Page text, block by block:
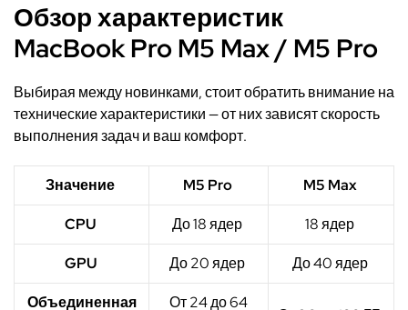
Обзор характеристик
MacBook Pro M5 Max / M5 Pro
Выбирая между новинками, стоит обратить внимание на
технические характеристики — от них зависят скорость
выполнения задач и ваш комфорт.
Значение M5 Pro M5 Max
CPU До 18 ядер 18 ядер
GPU До 20 ядер До 40 ядер
Объединенная
От 24 до 64